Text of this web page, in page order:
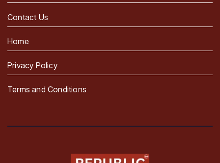
Contact Us
Home
Privacy Policy
Terms and Conditions